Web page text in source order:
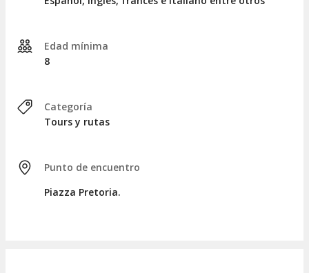
caramelos, que se han aromatizado con cítricos locales,
perfil de aceites esenciales
Concluiremos nuestra experiencia en este último punto
Edad mínima
8
Categoría
Tours y rutas
Punto de encuentro
Piazza Pretoria.